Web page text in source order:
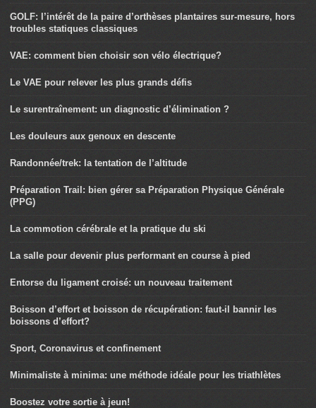
GOLF: l’intérêt de la paire d’orthèses plantaires sur-mesure, hors
troubles statiques classiques
VAE: comment bien choisir son vélo électrique?
Le VAE pour relever les plus grands défis
Le surentraînement: un diagnostic d’élimination ?
Les douleurs aux genoux en descente
Randonnée/trek: la tentation de l’altitude
Préparation Trail: bien gérer sa Préparation Physique Générale
(PPG)
La commotion cérébrale et la pratique du ski
La salle pour devenir plus performant en course à pied
Entorse du ligament croisé: un nouveau traitement
Boisson d’effort et boisson de récupération: faut-il bannir les
boissons d’effort?
Sport, Coronavirus et confinement
Minimaliste à minima: une méthode idéale pour les triathlètes
Boostez votre sortie à jeun!